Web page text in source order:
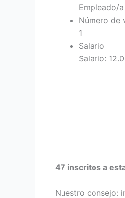
Empleado/a
Número de
1
Salario
Salario:
47 inscritos a
Nuestro consejo: